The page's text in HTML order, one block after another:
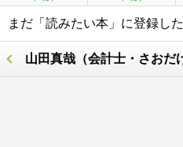
まだ「読みたい本」に登録し
山田真哉（会計士・さおだ